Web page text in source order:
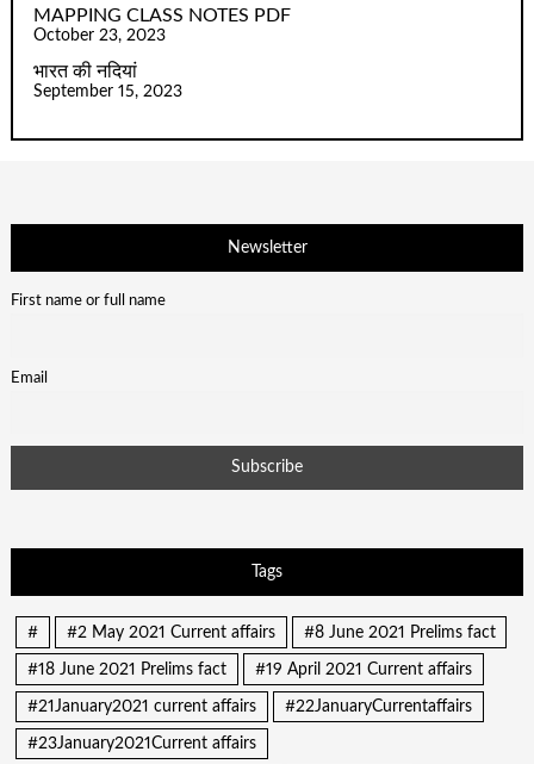
MAPPING CLASS NOTES PDF
October 23, 2023
भारत की नदियां
September 15, 2023
Newsletter
First name or full name
Email
Tags
# #2 May 2021 Current affairs #8 June 2021 Prelims fact
#18 June 2021 Prelims fact #19 April 2021 Current affairs
#21January2021 current affairs #22JanuaryCurrentaffairs
#23January2021Current affairs